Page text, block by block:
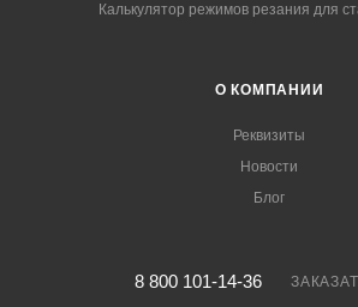
Калькулятор режимов резания для
О КОМПАНИИ
Реквизиты
Новости
Блог
8 800 101-14-36